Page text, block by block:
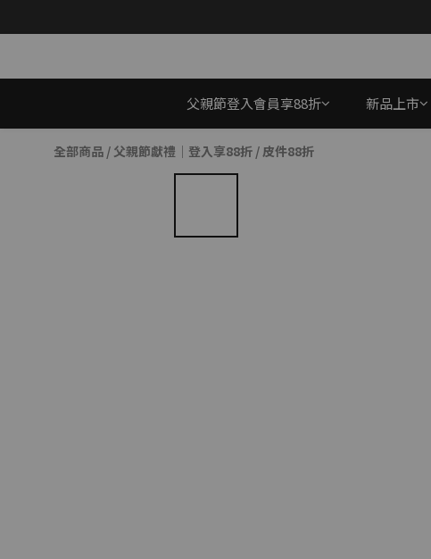
父親節登入會員享88折 新品上市
全部商品 / 父親節獻禮｜登入享88折 /皮件88折